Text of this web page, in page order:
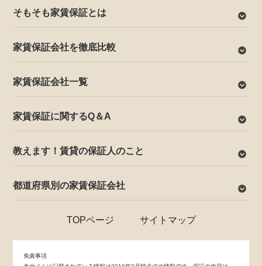
そもそも家賃保証とは
家賃保証会社を徹底比較
家賃保証会社一覧
家賃保証に関するQ＆A
教えます！賃貸の保証人のこと
都道府県別の家賃保証会社
TOPページ サイトマップ
免責事項